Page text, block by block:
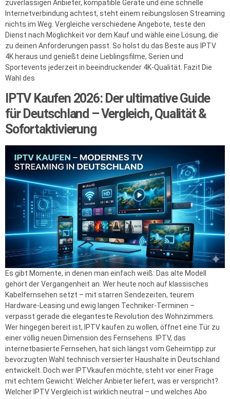
zuverlässigen Anbieter, kompatible Geräte und eine schnelle
Internetverbindung achtest, steht einem reibungslosen Streaming
nichts im Weg. Vergleiche verschiedene Angebote, teste den
Dienst nach Möglichkeit vor dem Kauf und wähle eine Lösung, die
zu deinen Anforderungen passt. So holst du das Beste aus IPTV
4K heraus und genießt deine Lieblingsfilme, Serien und
Sportevents jederzeit in beeindruckender 4K-Qualität. Fazit Die
Wahl des
IPTV Kaufen 2026: Der ultimative Guide
für Deutschland – Vergleich, Qualität &
Sofortaktivierung
Es gibt Momente, in denen man einfach weiß: Das alte Modell
gehört der Vergangenheit an. Wer heute noch auf klassisches
Kabelfernsehen setzt – mit starren Sendezeiten, teurem
Hardware-Leasing und ewig langen Techniker-Terminen –
verpasst gerade die eleganteste Revolution des Wohnzimmers.
Wer hingegen bereit ist, IPTV kaufen zu wollen, öffnet eine Tür zu
einer völlig neuen Dimension des Fernsehens. IPTV, das
internetbasierte Fernsehen, hat sich längst vom Geheimtipp zur
bevorzugten Wahl technisch versierter Haushalte in Deutschland
entwickelt. Doch wer IPTVkaufen möchte, steht vor einer Frage
mit echtem Gewicht: Welcher Anbieter liefert, was er verspricht?
Welcher IPTV Vergleich ist wirklich neutral – und welches Abo